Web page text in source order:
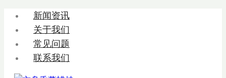
新闻资讯
关于我们
常见问题
联系我们